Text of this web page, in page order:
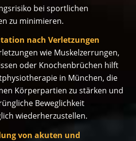
bei sportlichen
zu minimieren.
nach Verletzungen
wie Muskelzerrungen,
oder Knochenbrüchen hilft
in München, die
Körperpartien zu stärken und
Beweglichkeit
wiederherzustellen.
von akuten und